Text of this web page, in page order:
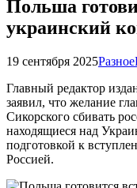
Польша
украинский
19 сентября 2025Разное
Главный редактор
заявил, что желание
Сикорского сбивать
находящиеся над
подготовкой к
Россией.